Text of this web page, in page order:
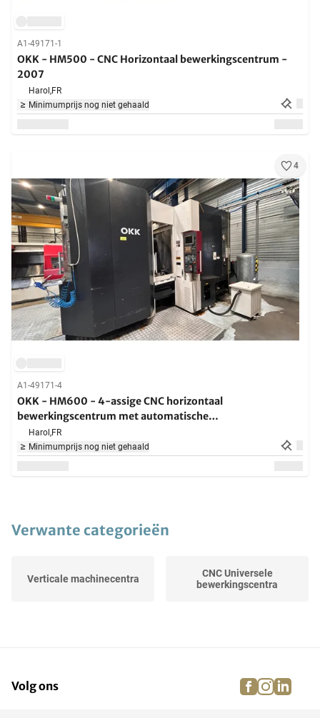
A1-49171-1
OKK - HM500 - CNC Horizontaal bewerkingscentrum -
2007
Harol,FR
Minimumprijs nog niet gehaald
4
A1-49171-4
OKK - HM600 - 4-assige CNC horizontaal
bewerkingscentrum met automatische
gereedschapswisselaar, automatische palletwissel en
BT50 spil voor frezen, boren, boren en tappen
Harol,FR
Minimumprijs nog niet gehaald
Verwante categorieën
Verticale machinecentra
CNC Universele
bewerkingscentra
Volg ons facebook